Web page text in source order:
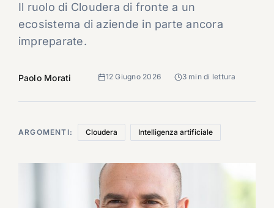
CHI SIAMO
Il ruolo di Cloudera di fronte a un
ecosistema di aziende in parte ancora
impreparate.
Paolo Morati 12 Giugno 2026 3 min di lettura
ARGOMENTI: Cloudera Intelligenza artificiale